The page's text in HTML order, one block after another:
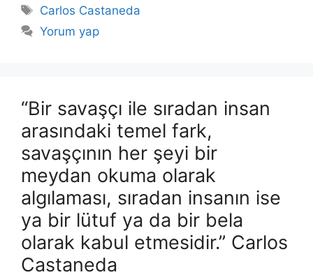
Etiketler
Carlos Castaneda
Yorum yap
“Bir savaşçı ile sıradan insan
arasındaki temel fark,
savaşçının her şeyi bir
meydan okuma olarak
algılaması, sıradan insanın ise
ya bir lütuf ya da bir bela
olarak kabul etmesidir.” Carlos
Castaneda